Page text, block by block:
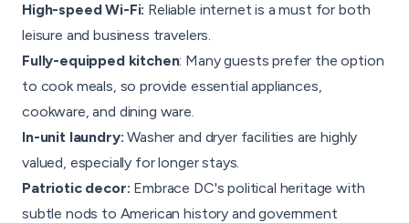
High-speed Wi-Fi: Reliable internet is a must for both
leisure and business travelers.
Fully-equipped kitchen: Many guests prefer the option
to cook meals, so provide essential appliances,
cookware, and dining ware.
In-unit laundry: Washer and dryer facilities are highly
valued, especially for longer stays.
Patriotic decor: Embrace DC's political heritage with
subtle nods to American history and government